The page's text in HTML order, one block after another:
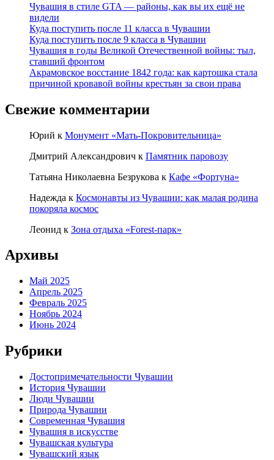
Чувашия в стиле GTA — районы, как вы их ещё не
видели
Куда поступить после 11 класса в Чувашии
Куда поступить после 9 класса в Чувашии
Чувашия в годы Великой Отечественной войны: тыл,
ставший фронтом
Акрамовское восстание 1842 года: как картошка стала
причиной кровавой войны крестьян за свои права
Свежие комментарии
Юрий к Монумент «Мать-Покровительница»
Дмитрий Александрович к Памятник паровозу
Татьяна Николаевна Безрукова к Кафе «Фортуна»
Надежда к Космонавты из Чувашии: как малая родина
покоряла космос
Леонид к Зона отдыха «Forest-парк»
Архивы
Май 2025
Апрель 2025
Февраль 2025
Ноябрь 2024
Июнь 2024
Рубрики
Достопримечательности Чувашии
История Чувашии
Люди Чувашии
Природа Чувашии
Современная Чувашия
Чувашия в искусстве
Чувашская культура
Чувашский язык